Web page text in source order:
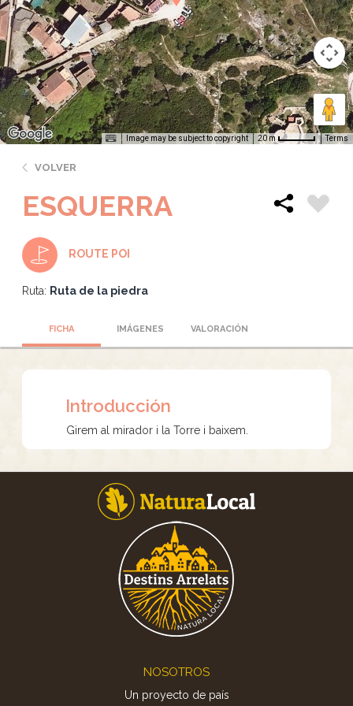
Image may be subject to copyright 20 m Terms
VOLVER
ESQUERRA
ROUTE POI
Ruta: Ruta de la piedra
FICHA IMÁGENES VALORACIÓN
Introducción
Girem al mirador i la Torre i baixem.
NOSOTROS
Un proyecto de país